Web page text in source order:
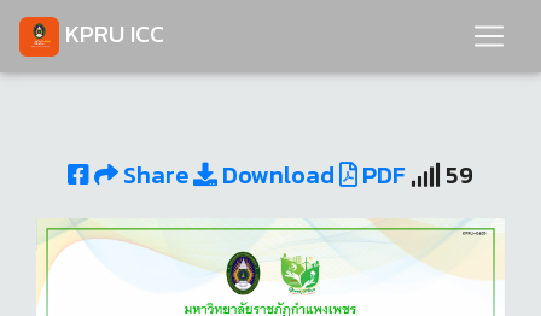
KPRU ICC
Share Download PDF 59